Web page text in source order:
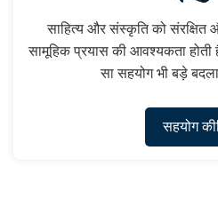
साहित्य और संस्कृति को संरक्षित
सामूहिक प्रयास की आवश्यकता होती
सा सहयोग भी बड़े
सहयोग